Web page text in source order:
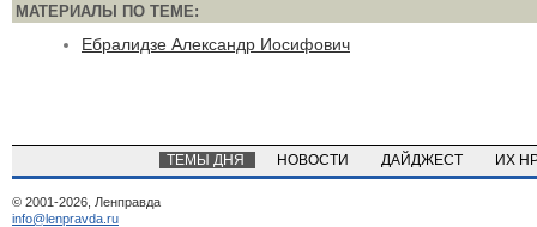
МАТЕРИАЛЫ ПО ТЕМЕ:
Ебралидзе Александр Иосифович
ТЕМЫ ДНЯ НОВОСТИ ДАЙДЖЕСТ ИХ
© 2001-2026, Ленправда
info@lenpravda.ru